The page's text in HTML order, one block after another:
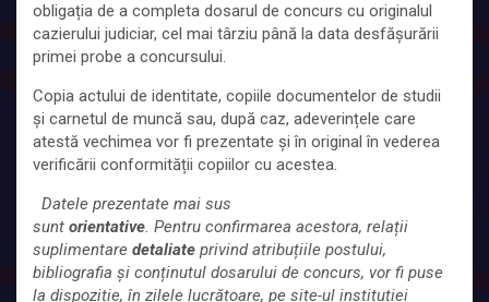
obligația de a completa dosarul de concurs cu originalul
cazierului judiciar, cel mai târziu până la data desfășurării
primei probe a concursului.
Copia actului de identitate, copiile documentelor de studii
și carnetul de muncă sau, după caz, adeverințele care
atestă vechimea vor fi prezentate și în original în vederea
verificării conformității copiilor cu acestea.
Datele prezentate mai sus
sunt orientative. Pentru confirmarea acestora, relații
suplimentare detaliate privind atribuțiile postului,
bibliografia și conținutul dosarului de concurs, vor fi puse
la dispoziție, în zilele lucrătoare, pe site-ul instituției